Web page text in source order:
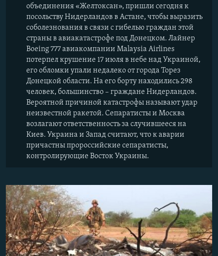
объединения «Желтоксан», пришли сегодня к
посольству Нидерландов в Астане, чтобы выразить
соболезнования в связи с гибелью граждан этой
страны в авиакатастрофе под Донецком. Лайнер
Boeing 777 авиакомпании Мalaysia Airlines
потерпел крушение 17 июля в небе над Украиной,
его обломки упали недалеко от города Торез
Донецкой области. На его борту находились 298
человек, большинство – граждане Нидерландов.
Вероятной причиной катастрофы называют удар
неизвестной ракетой. Сепаратисты и Москва
возлагают ответственность за случившееся на
Киев. Украина и Запад считают, что к аварии
причастны пророссийские сепаратисты,
контролирующие Восток Украины.